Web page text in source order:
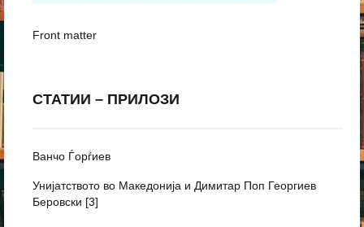
Front matter
СТАТИИ – ПРИЛОЗИ
Ванчо Ѓорѓиев
Унијатството во Македонија и Димитар Поп Георгиев
Беровски [3]